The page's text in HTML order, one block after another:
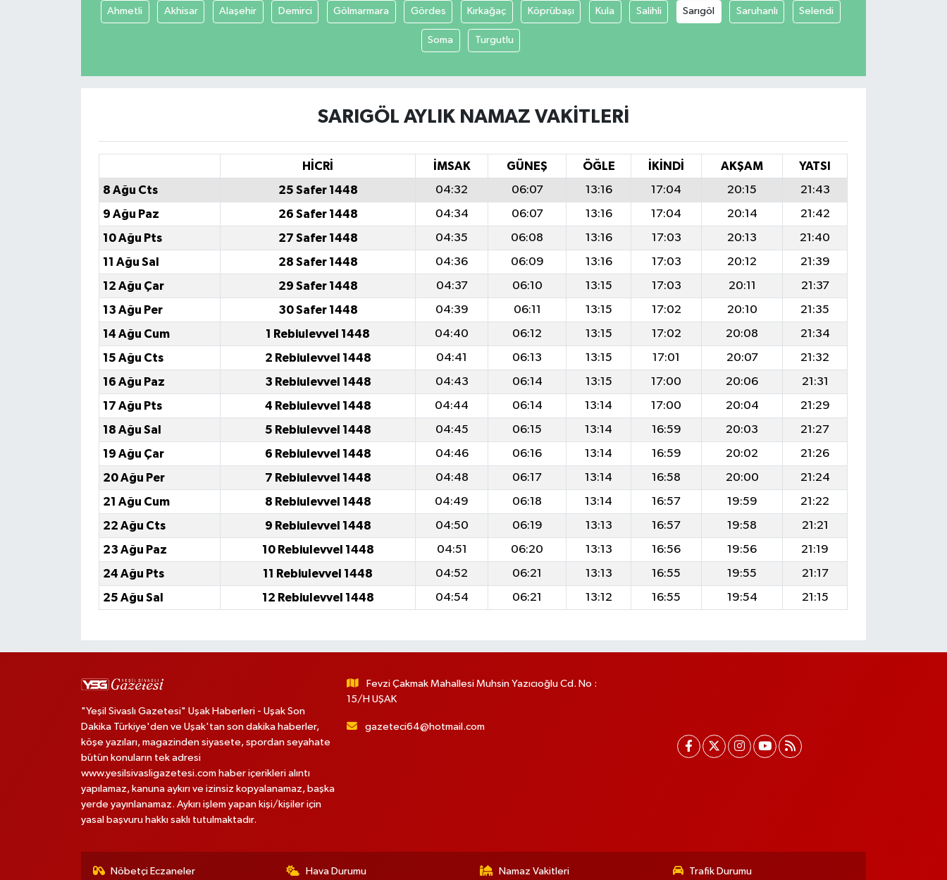
Ahmetli Akhisar Alaşehir Demirci Gölmarmara Gördes Kırkağaç Köprübaşı Kula Salihli Sarıgöl Saruhanlı Selendi
Soma Turgutlu
SARIGÖL AYLIK NAMAZ VAKITLERI
HİCRİ İMSAK GÜNEŞ ÖĞLE İKINDI AKŞAM
YATSI
8 Ağu Cts
25 Safer 1448 04:32 06:07 13:16 17:04 20:15
21:43
9 Ağu Paz
26 Safer 1448 04:34 06:07 13:16 17:04 20:14
21:42
10 Ağu Pts
27 Safer 1448 04:35 06:08 13:16 17:03 20:13
21:40
11 Ağu Sal
28 Safer 1448 04:36 06:09 13:16 17:03 20:12
21:39
12 Ağu Çar
29 Safer 1448 04:37 06:10 13:15 17:03 20:11
21:37
13 Ağu Per
30 Safer 1448 04:39 06:11 13:15 17:02 20:10
21:35
14 Ağu Cum
1 Rebiulevvel 1448 04:40 06:12 13:15 17:02 20:08
21:34
15 Ağu Cts
2 Rebiulevvel 1448 04:41 06:13 13:15 17:01 20:07
21:32
16 Ağu Paz
3 Rebiulevvel 1448 04:43 06:14 13:15 17:00 20:06
21:31
17 Ağu Pts
4 Rebiulevvel 1448 04:44 06:14 13:14 17:00 20:04
21:29
18 Ağu Sal
5 Rebiulevvel 1448 04:45 06:15 13:14 16:59 20:03
21:27
19 Ağu Çar
6 Rebiulevvel 1448 04:46 06:16 13:14 16:59 20:02
21:26
20 Ağu Per
7 Rebiulevvel 1448 04:48 06:17 13:14 16:58 20:00
21:24
21 Ağu Cum
8 Rebiulevvel 1448 04:49 06:18 13:14 16:57 19:59
21:22
22 Ağu Cts
9 Rebiulevvel 1448 04:50 06:19 13:13 16:57 19:58
21:21
23 Ağu Paz
10 Rebiulevvel 1448 04:51 06:20 13:13 16:56 19:56
21:19
24 Ağu Pts
11 Rebiulevvel 1448 04:52 06:21 13:13 16:55 19:55
21:17
25 Ağu Sal
12 Rebiulevvel 1448 04:54 06:21 13:12 16:55 19:54 21:15
"Yeşil Sivaslı Gazetesi" Uşak Haberleri - Uşak Son
Dakika Türkiye'den ve Uşak'tan son dakika haberler,
köşe yazıları, magazinden siyasete, spordan seyahate
bütün konuların tek adresi
www.yesilsivasligazetesi.com haber içerikleri alıntı
yapılamaz, kanuna aykırı ve izinsiz kopyalanamaz, başka
yerde yayınlanamaz. Aykırı işlem yapan kişi/kişiler için
yasal başvuru hakkı saklı tutulmaktadır.
Fevzi Çakmak Mahallesi Muhsin Yazıcıoğlu Cd. No :
15/H UŞAK
gazeteci64@hotmail.com
Nöbetçi Eczaneler Hava Durumu Namaz Vakitleri Trafik Durumu